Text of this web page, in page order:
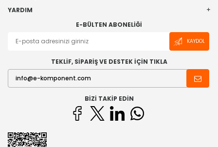
YARDIM
E-BÜLTEN ABONELIĞI
KAYDOL
TEKLİF, SİPARİŞ VE DESTEK İÇİN TIKLA
BIZI TAKIP EDIN